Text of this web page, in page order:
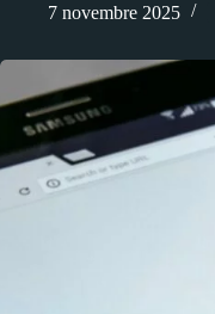
7 novembre 2025